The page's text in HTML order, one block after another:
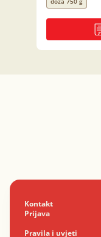
Kontakt
Prijava
Pravila i uvjeti